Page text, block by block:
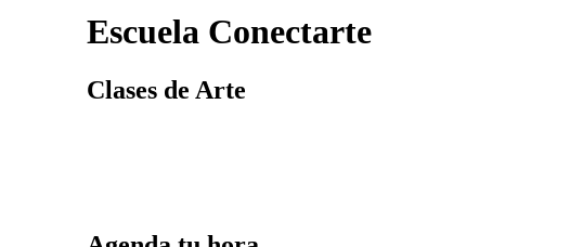
Escuela Conectarte
Clases de Arte